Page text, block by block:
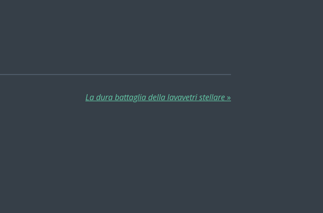
La dura battaglia della lavavetri stellare»